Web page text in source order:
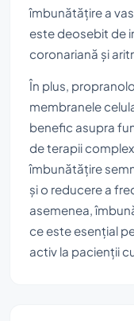
îmbunătățire a
este deosebit de
coronariană și
În plus,
membranele
benefic asupra
de terapii
îmbunătățire
și o reducere a
asemenea,
ce este esențial
activ la pacienții